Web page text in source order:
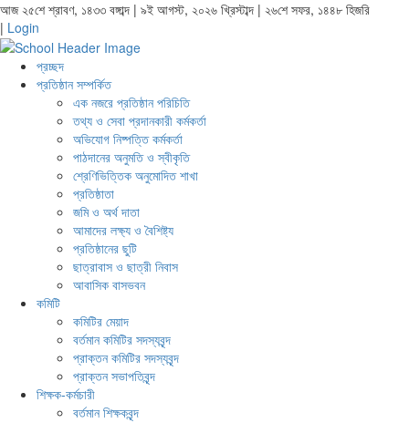
আজ ২৫শে শ্রাবণ, ১৪৩৩ বঙ্গাব্দ | ৯ই আগস্ট, ২০২৬ খ্রিস্টাব্দ | ২৬শে সফর, ১৪৪৮ হিজরি
| Login
প্রচ্ছদ
প্রতিষ্ঠান সম্পর্কিত
এক নজরে প্রতিষ্ঠান পরিচিতি
তথ্য ও সেবা প্রদানকারী কর্মকর্তা
অভিযোগ নিষ্পত্তি কর্মকর্তা
পাঠদানের অনুমতি ও স্বীকৃতি
শ্রেণিভিত্তিক অনুমোদিত শাখা
প্রতিষ্ঠাতা
জমি ও অর্থ দাতা
আমাদের লক্ষ্য ও বৈশিষ্ট্য
প্রতিষ্ঠানের ছুটি
ছাত্রাবাস ও ছাত্রী নিবাস
আবাসিক বাসভবন
কমিটি
কমিটির মেয়াদ
বর্তমান কমিটির সদস্যবৃন্দ
প্রাক্তন কমিটির সদস্যবৃন্দ
প্রাক্তন সভাপতিবৃন্দ
শিক্ষক-কর্মচারী
বর্তমান শিক্ষকবৃন্দ